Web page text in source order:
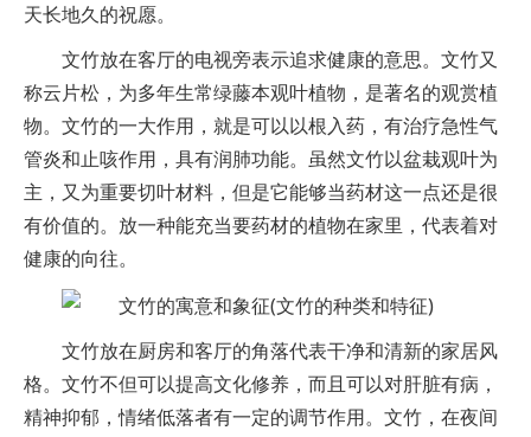
天长地久的祝愿。
文竹放在客厅的电视旁表示追求健康的意思。文竹又
称云片松，为多年生常绿藤本观叶植物，是著名的观赏植
物。文竹的一大作用，就是可以以根入药，有治疗急性气
管炎和止咳作用，具有润肺功能。虽然文竹以盆栽观叶为
主，又为重要切叶材料，但是它能够当药材这一点还是很
有价值的。放一种能充当要药材的植物在家里，代表着对
健康的向往。
文竹放在厨房和客厅的角落代表干净和清新的家居风
格。文竹不但可以提高文化修养，而且可以对肝脏有病，
精神抑郁，情绪低落者有一定的调节作用。文竹，在夜间